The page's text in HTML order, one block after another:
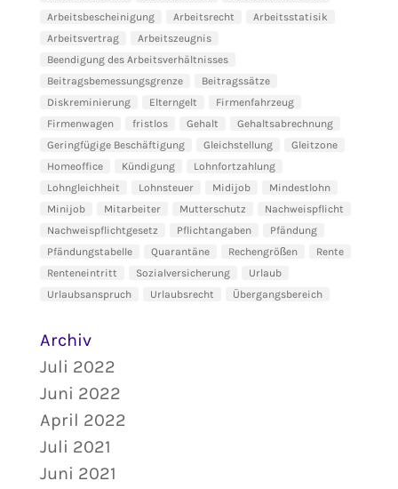
Arbeitsbescheinigung
Arbeitsrecht
Arbeitsstatisik
Arbeitsvertrag
Arbeitszeugnis
Beendigung des Arbeitsverhältnisses
Beitragsbemessungsgrenze
Beitragssätze
Diskreminierung
Elterngelt
Firmenfahrzeug
Firmenwagen
fristlos Gehalt
Gehaltsabrechnung
Geringfügige Beschäftigung
Gleichstellung
Gleitzone
Homeoffice
Kündigung
Lohnfortzahlung
Lohngleichheit
Lohnsteuer Midijob
Mindestlohn
Minijob
Mitarbeiter Mutterschutz
Nachweispflicht
Nachweispflichtgesetz
Pflichtangaben
Pfändung
Pfändungstabelle
Quarantäne Rechengrößen
Rente
Renteneintritt
Sozialversicherung
Urlaub
Urlaubsanspruch
Urlaubsrecht Übergangsbereich
Archiv
Juli 2022
Juni 2022
April 2022
Juli 2021
Juni 2021